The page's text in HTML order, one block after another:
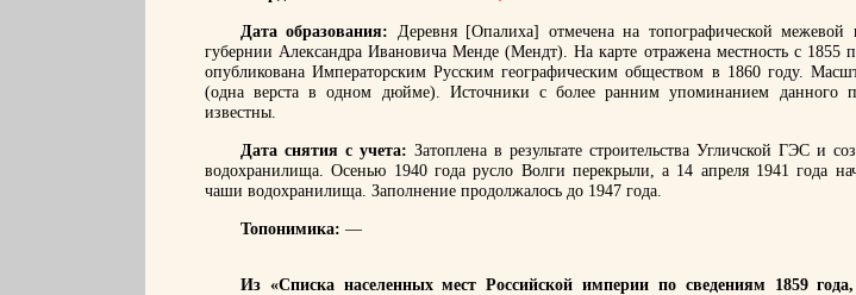
Дата образования: Деревня [Опалиха] отмечена на топографической межевой
губернии Александра Ивановича Менде (Мендт). На карте отражена местность с 1855
опубликована Императорским Русским географическим обществом в 1860 году.
(одна верста в одном дюйме). Источники с более ранним упоминанием данного
известны.
Дата снятия с учета: Затоплена в результате строительства Угличской ГЭС и
водохранилища. Осенью 1940 года русло Волги перекрыли, а 14 апреля 1941 года
чаши водохранилища. Заполнение продолжалось до 1947 года.
Топонимика: —
Из «Списка населенных мест Российской империи по сведениям 1859 года,